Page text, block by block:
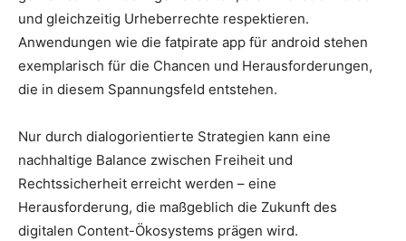
und gleichzeitig Urheberrechte respektieren.
Anwendungen wie die fatpirate app für android stehen
exemplarisch für die Chancen und Herausforderungen,
die in diesem Spannungsfeld entstehen.
Nur durch dialogorientierte Strategien kann eine
nachhaltige Balance zwischen Freiheit und
Rechtssicherheit erreicht werden – eine
Herausforderung, die maßgeblich die Zukunft des
digitalen Content-Ökosystems prägen wird.